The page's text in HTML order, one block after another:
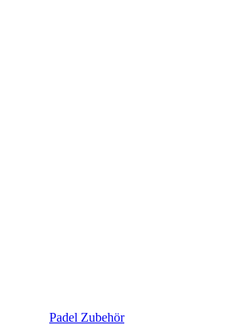
Padel Zubehör